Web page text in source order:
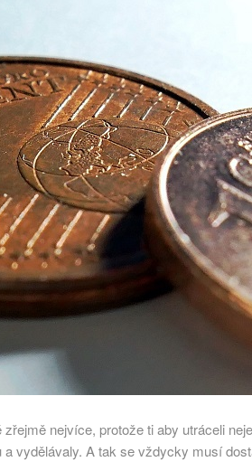
nejvíce, protože ti aby utráceli
vydělávaly. A tak se vždycky musí